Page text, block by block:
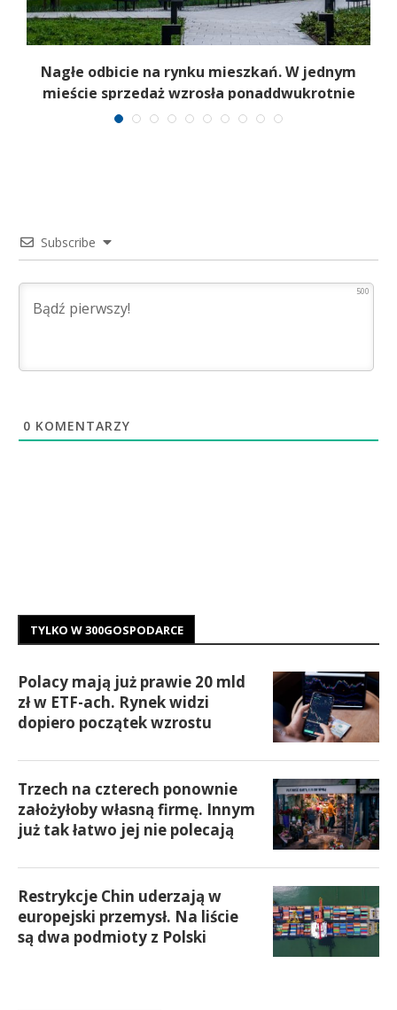
Nagłe odbicie na rynku mieszkań. W jednym
mieście sprzedaż wzrosła ponaddwukrotnie
Subscribe
500
0 KOMENTARZY
TYLKO W 300GOSPODARCE
Polacy mają już prawie 20 mld
zł w ETF-ach. Rynek widzi
dopiero początek wzrostu
Trzech na czterech ponownie
założyłoby własną firmę. Innym
już tak łatwo jej nie polecają
Restrykcje Chin uderzają w
europejski przemysł. Na liście
są dwa podmioty z Polski